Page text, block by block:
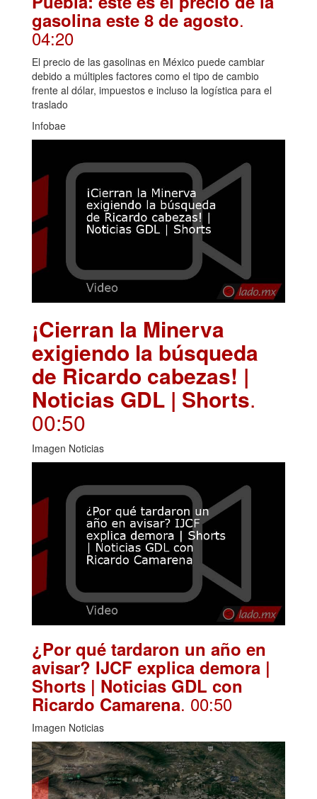
gasolina este 8 de agosto.
04:20
El precio de las gasolinas en México puede cambiar
debido a múltiples factores como el tipo de cambio
frente al dólar, impuestos e incluso la logística para el
traslado
Infobae
¡Cierran la Minerva
exigiendo la búsqueda
de Ricardo cabezas! |
Noticias GDL | Shorts.
00:50
Imagen Noticias
¿Por qué tardaron un año en
avisar? IJCF explica demora |
Shorts | Noticias GDL con
Ricardo Camarena. 00:50
Imagen Noticias